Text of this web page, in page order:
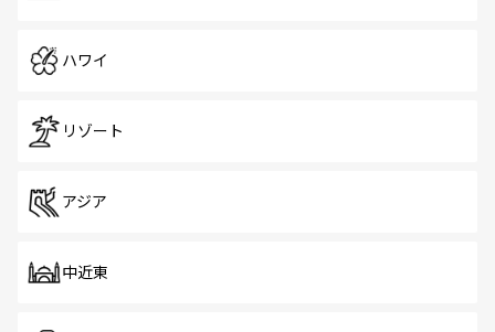
ハワイ
リゾート
アジア
中近東